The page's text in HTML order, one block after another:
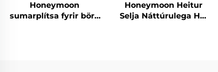
Honeymoon
sumarplítsa fyrir börn
Honeymoon Heitur
Selja Náttúrulega Höf